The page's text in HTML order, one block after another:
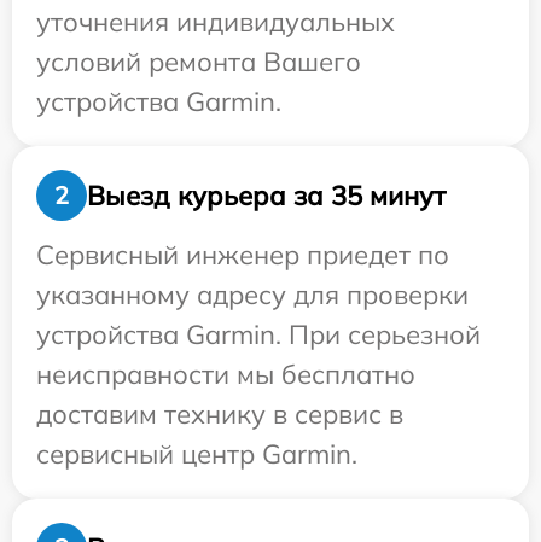
уточнения индивидуальных
условий ремонта Вашего
устройства Garmin.
2
Выезд курьера за 35 минут
Сервисный инженер приедет по
указанному адресу для проверки
устройства Garmin. При серьезной
неисправности мы бесплатно
доставим технику в сервис в
сервисный центр Garmin.